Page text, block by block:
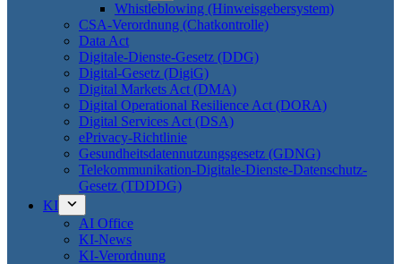
Whistleblowing (Hinweisgebersystem)
CSA-Verordnung (Chatkontrolle)
Data Act
Digitale-Dienste-Gesetz (DDG)
Digital-Gesetz (DigiG)
Digital Markets Act (DMA)
Digital Operational Resilience Act (DORA)
Digital Services Act (DSA)
ePrivacy-Richtlinie
Gesundheitsdatennutzungsgesetz (GDNG)
Telekommunikation-Digitale-Dienste-Datenschutz-
Gesetz (TDDDG)
KI
AI Office
KI-News
KI-Verordnung